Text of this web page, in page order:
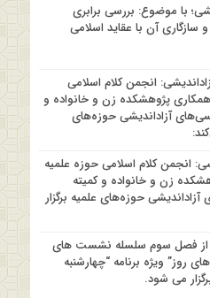
با موضوع: بررسی برابری
و سازگاری آن با عقاید اسلامی
انجمن کلام اسلامی
پژوهشکده زن و خانواده و
آزاداندیشی حوزه‌های
انجمن کلام اسلامی حوزه علمیه
زن و خانواده و کمیته
حوزه‌های علمیه برگزار
از فصل سوم سلسله نشست های
روز” ویژه برنامه “چهارشنبه
می شود.